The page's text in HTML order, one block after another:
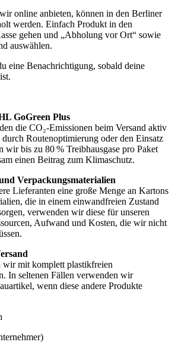
online anbieten, können in den Berliner
werden. Einfach Produkt in den
gehen und „Abholung vor Ort“ sowie
auswählen.
eine Benachrichtigung, sobald deine
GoGreen Plus
die CO₂-Emissionen beim Versand aktiv
Routenoptimierung oder den Einsatz
wir bis zu 80 % Treibhausgase pro Paket
einen Beitrag zum Klimaschutz.
Verpackungsmaterialien
Lieferanten eine große Menge an Kartons
die in einem einwandfreien Zustand
verwenden wir diese für unseren
Aufwand und Kosten, die wir nicht
wir mit komplett plastikfreien
In seltenen Fällen verwenden wir
wenn diese andere Produkte